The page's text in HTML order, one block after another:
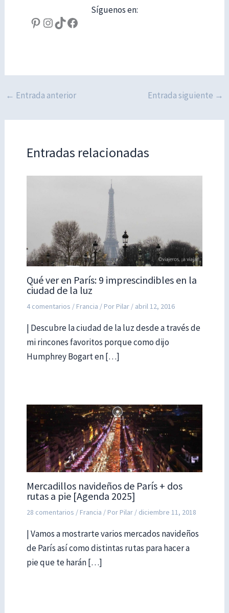
Síguenos en:
Pinterest
Instagram
TikTokFacebook
← Entrada anterior Entrada siguiente →
Entradas relacionadas
Qué ver en París: 9 imprescindibles en la
ciudad de la luz
4 comentarios / Francia / Por Pilar / abril 12, 2016
| Descubre la ciudad de la luz desde a través de
mi rincones favoritos porque como dijo
Humphrey Bogart en […]
Mercadillos navideños de París + dos
rutas a pie [Agenda 2025]
28 comentarios / Francia / Por Pilar / diciembre 11, 2018
| Vamos a mostrarte varios mercados navideños
de París así como distintas rutas para hacer a
pie que te harán […]